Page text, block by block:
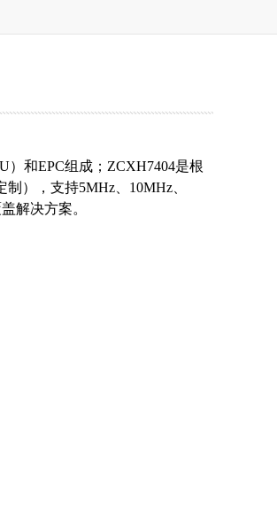
）和EPC组成； ZCXH7404是根
制），支持5MHz 10MHz
解决方案。